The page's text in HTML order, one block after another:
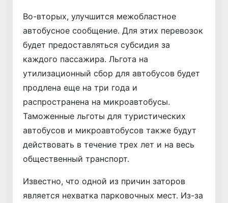
Во-вторых, улучшится межобластное
автобусное сообщение. Для этих перевозок
будет предоставляться субсидия за
каждого пассажира. Льгота на
утилизационный сбор для автобусов будет
продлена еще на три года и
распространена на микроавтобусы.
Таможенные льготы для туристических
автобусов и микроавтобусов также будут
действовать в течение трех лет и на весь
общественный транспорт.
Известно, что одной из причин заторов
является нехватка парковочных мест. Из-за